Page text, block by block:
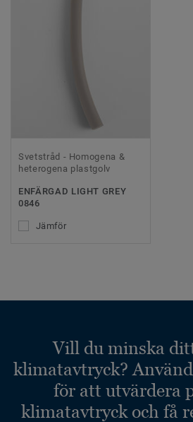
Svetstråd - Homogena &
heterogena plastgolv
ENFÄRGAD LIGHT GREY
0846
Jämför
Vill du minska
klimatavtryck?
för att utvärdera
klimatavtryck och få